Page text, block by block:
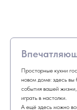
Просторные кухни
новом доме: здесь вы
события вашей
играть в настолки.
А ещё здесь можно